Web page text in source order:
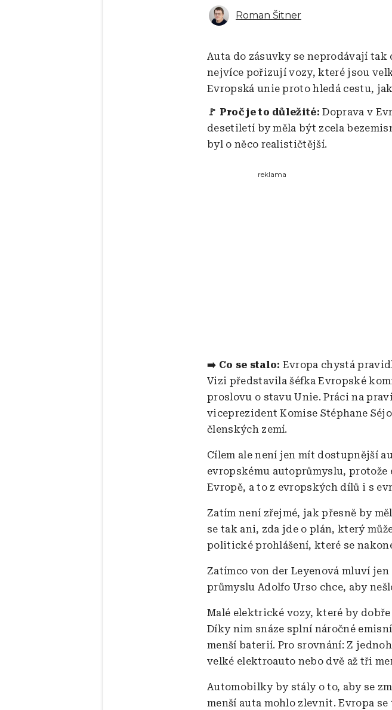
Roman Šitner
Auta do zásuvky se neprodávají tak
nejvíce pořizují vozy, které jsou
Evropská unie proto hledá cestu,
🚩 Proč je to důležité:Doprava v
desetiletí by měla být zcela
byl o něco realističtější.
reklama
➡️ Co se stalo: Evropa chystá
Vizi představila šéfka Evropské
proslovu o stavu Unie. Práci na
viceprezident Komise Stéphane
členských zemí.
Cílem ale není jen mít dostupnější
evropskému autoprůmyslu,
Evropě, a to z evropských dílů i s
Zatím není zřejmé, jak přesně by
se tak ani, zda jde o plán, který
politické prohlášení, které se
Zatímco von der Leyenová mluví
průmyslu Adolfo Urso chce, aby
Malé elektrické vozy, které by
Díky nim snáze splní náročné
menší baterií. Pro srovnání: Z
velké elektroauto nebo dvě až tři
Automobilky by stály o to, aby se
menší auta mohlo zlevnit. Evropa